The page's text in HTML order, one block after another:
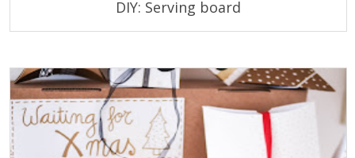
DIY: Serving board